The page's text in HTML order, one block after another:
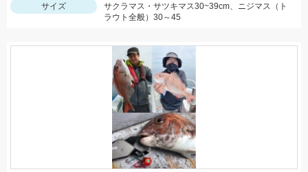
サイズ
サクラマス・サツキマス30~39cm、ニジマス（ト
ラウト全般）30～45